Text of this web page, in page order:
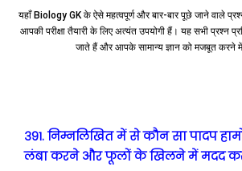
यहाँ Biology GK के ऐसे महत्वपूर्ण और बार-बार पूछे जाने वाले
आपकी परीक्षा तैयारी के लिए अत्यंत उपयोगी हैं। यह सभी प्रश्न
जाते हैं और आपके सामान्य ज्ञान को मजबूत करने
391. निम्नलिखित में से कौन सा पादप
लंबा करने और फूलों के खिलने में मदद